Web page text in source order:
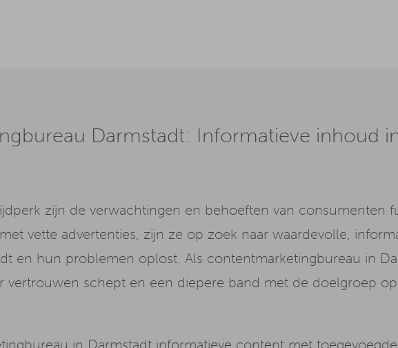
Darmstadt: Informatieve inhoud
zijn de verwachtingen en behoeften van consumenten
vette advertenties, zijn ze op zoek naar waardevolle,
en hun problemen oplost. Als contentmarketingbureau in
vertrouwen schept en een diepere band met de doelgroep
in Darmstadt informatieve content met